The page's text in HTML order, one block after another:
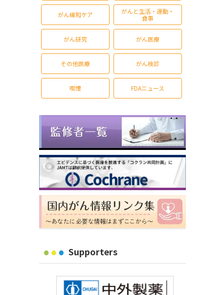
がん緩和ケア
がんと生活・運動・
食事
がん研究 がん医療
その他医療 がん検診
喫煙 FDAニュース
Supporters